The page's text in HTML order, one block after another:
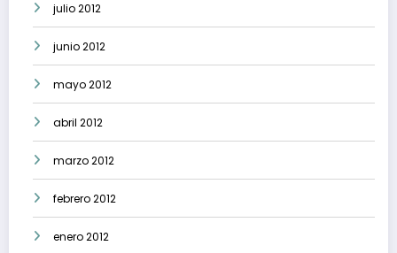
julio 2012
junio 2012
mayo 2012
abril 2012
marzo 2012
febrero 2012
enero 2012